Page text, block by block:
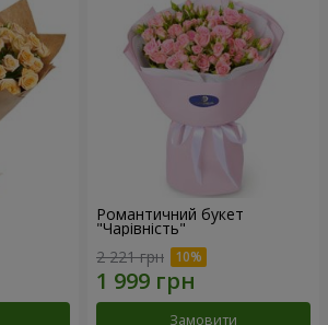
Романтичний букет
"Чарівність"
2 221 грн
Замовити